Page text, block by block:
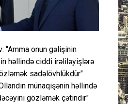
İdman
Layihə
Gündəm
Cəmiyyət
"Amma onun gəlişinin
həllində ciddi irəliləyişlərə
sadəlövhlükdür"
münaqişənin həllində
gözləmək çətindir"